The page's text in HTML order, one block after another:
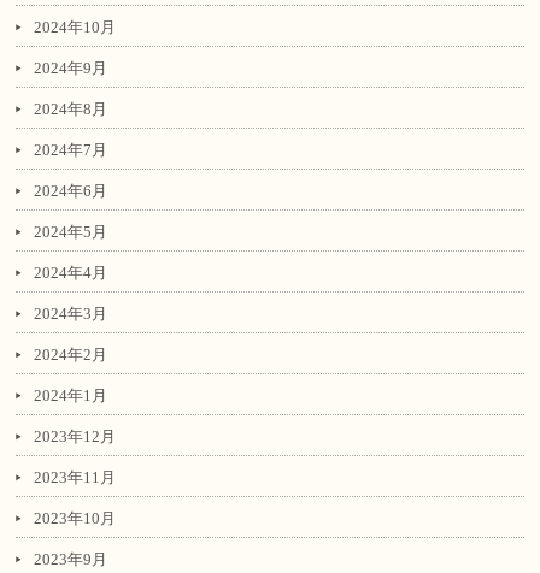
2024年10月
2024年9月
2024年8月
2024年7月
2024年6月
2024年5月
2024年4月
2024年3月
2024年2月
2024年1月
2023年12月
2023年11月
2023年10月
2023年9月